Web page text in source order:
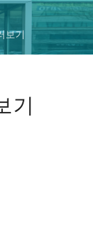
보기
기